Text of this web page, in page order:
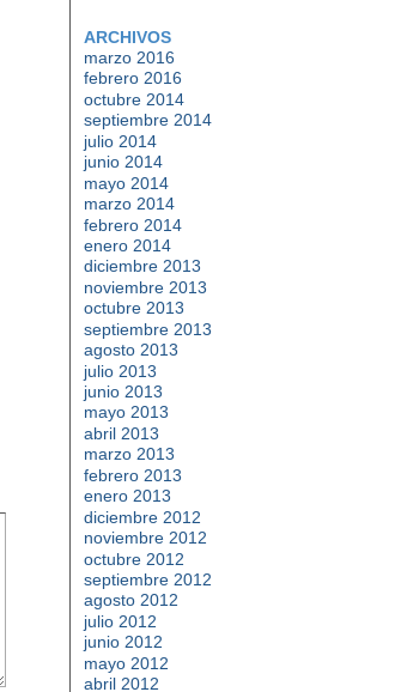
ARCHIVOS
marzo 2016
febrero 2016
octubre 2014
septiembre 2014
julio 2014
junio 2014
mayo 2014
marzo 2014
febrero 2014
enero 2014
diciembre 2013
noviembre 2013
octubre 2013
septiembre 2013
agosto 2013
julio 2013
junio 2013
mayo 2013
abril 2013
marzo 2013
febrero 2013
enero 2013
diciembre 2012
noviembre 2012
octubre 2012
septiembre 2012
agosto 2012
julio 2012
junio 2012
mayo 2012
abril 2012